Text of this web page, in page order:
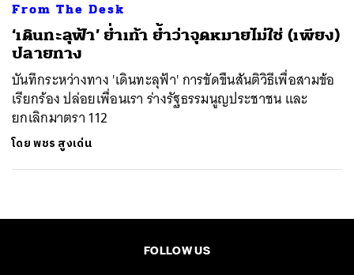
From The Desk
‘เดินทะลุฟ้า’ ย่ำเท้า ย้ำว่าจุดหมายไม่ใช่ (เพียง)
ปลายทาง
บันทึกระหว่างทาง 'เดินทะลุฟ้า' การขัดขืนสันติวิธีเพื่อสามข้อ
เรียกร้อง ปล่อยเพื่อนเรา ร่างรัฐธรรมนูญประชาชน และ
ยกเลิกมาตรา 112
โดยพชร สูงเด่น
FOLLOW US